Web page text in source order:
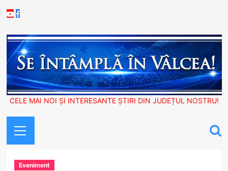
to
Youtube
Facebook
CELE MAI NOI ȘI INTERESANTE ȘTIRI DIN JUDEȚUL NOSTRU!
Menu
Eveniment